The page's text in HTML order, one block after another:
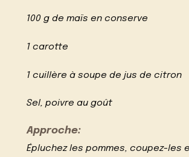
100 g de maïs en conserve
1 carotte
1 cuillère à soupe de jus de citron
Sel, poivre au goût
Approche:
Épluchez les pommes, coupez-les